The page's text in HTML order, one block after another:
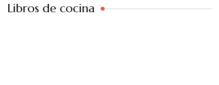
Libros de cocina